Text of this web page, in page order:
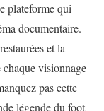
plateforme qui
documentaire.
et la
chaque visionnage
pas cette
légende du foot